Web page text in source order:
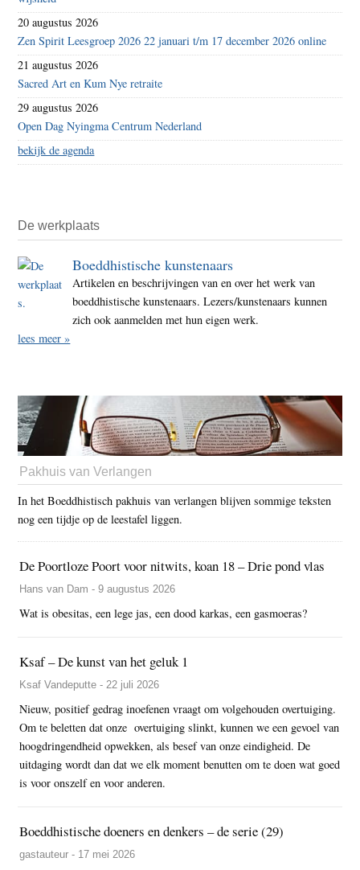
20 augustus 2026
Zen Spirit Leesgroep 2026 22 januari t/m 17 december 2026 online
21 augustus 2026
Sacred Art en Kum Nye retraite
29 augustus 2026
Open Dag Nyingma Centrum Nederland
bekijk de agenda
De werkplaats
Boeddhistische kunstenaars
Artikelen en beschrijvingen van en over het werk van
boeddhistische kunstenaars. Lezers/kunstenaars kunnen
zich ook aanmelden met hun eigen werk.
lees meer »
Pakhuis van Verlangen
In het Boeddhistisch pakhuis van verlangen blijven sommige teksten
nog een tijdje op de leestafel liggen.
De Poortloze Poort voor nitwits, koan 18 – Drie pond vlas
Hans van Dam - 9 augustus 2026
Wat is obesitas, een lege jas, een dood karkas, een gasmoeras?
Ksaf – De kunst van het geluk 1
Ksaf Vandeputte - 22 juli 2026
Nieuw, positief gedrag inoefenen vraagt om volgehouden overtuiging.
Om te beletten dat onze overtuiging slinkt, kunnen we een gevoel van
hoogdringendheid opwekken, als besef van onze eindigheid. De
uitdaging wordt dan dat we elk moment benutten om te doen wat goed
is voor onszelf en voor anderen.
Boeddhistische doeners en denkers – de serie (29)
gastauteur - 17 mei 2026